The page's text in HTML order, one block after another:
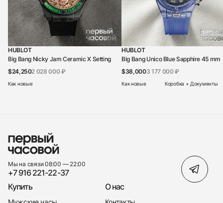
HUBLOT
Big Bang Nicky Jam Ceramic X Setting
$24,2502 028 000 ₽
Как новые
HUBLOT
Big Bang Unico Blue Sapphire 45 mm
$38,0003 177 000 ₽
Как новые Коробка + Документы
Мы на связи 08:00 — 22:00
+7 916 221-22-37
Купить
О нас